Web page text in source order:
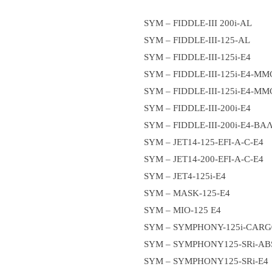
SYM – FIDDLE-III 200i-AL
SYM – FIDDLE-III-125-AL
SYM – FIDDLE-III-125i-E4
SYM – FIDDLE-III-125i-E4-
SYM – FIDDLE-III-125i-E4-
SYM – FIDDLE-III-200i-E4
SYM – FIDDLE-III-200i-E4-ΒΑΛ
SYM – JET14-125-EFI-A-C-E4
SYM – JET14-200-EFI-A-C-E4
SYM – JET4-125i-E4
SYM – MASK-125-E4
SYM – MIO-125 E4
SYM – SYMPHONY-125i-
SYM – SYMPHONY125-SRi-
SYM – SYMPHONY125-SRi-E4